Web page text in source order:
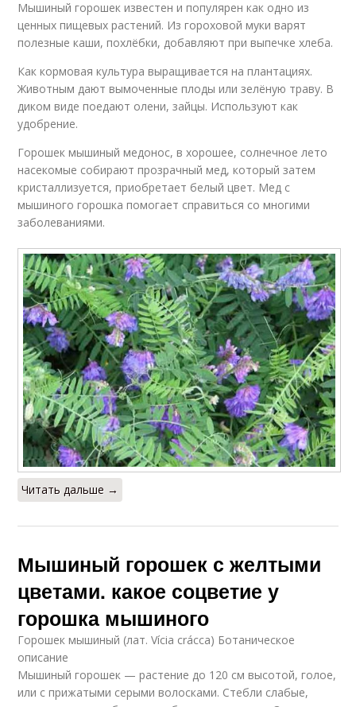
Мышиный горошек известен и популярен как одно из
ценных пищевых растений. Из гороховой муки варят
полезные каши, похлёбки, добавляют при выпечке хлеба.
Как кормовая культура выращивается на плантациях.
Животным дают вымоченные плоды или зелёную траву. В
диком виде поедают олени, зайцы. Используют как
удобрение.
Горошек мышиный медонос, в хорошее, солнечное лето
насекомые собирают прозрачный мед, который затем
кристаллизуется, приобретает белый цвет. Мед с
мышиного горошка помогает справиться со многими
заболеваниями.
Читать дальше →
Мышиный горошек с желтыми
цветами. какое соцветие у
горошка мышиного
Горошек мышиный (лат. Vícia crácca) Ботаническое
описание
Мышиный горошек — растение до 120 см высотой, голое,
или с прижатыми серыми волосками. Стебли слабые,